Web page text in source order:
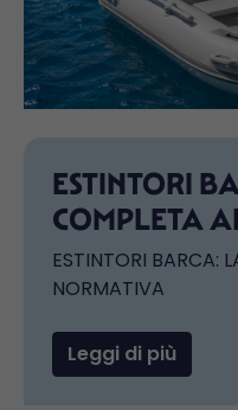
ESTINTORI
COMPLETA
ESTINTORI BARCA:
NORMATIVA
Leggi di più